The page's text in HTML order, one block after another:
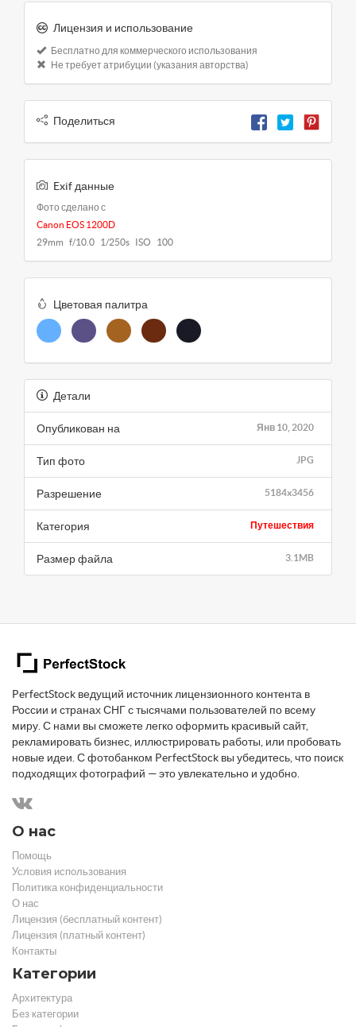
Лицензия и использование
Бесплатно для коммерческого использования
Не требует атрибуции (указания авторства)
Поделиться
Exif данные
Фото сделано с
Canon EOS 1200D
29mm f/10.0 1/250s ISO 100
Цветовая палитра
Детали
Янв 10, 2020
Опубликован на
JPG
Тип фото
5184x3456
Разрешение
Путешествия
Категория
3.1MB
Размер файла
PerfectStock ведущий источник лицензионного контента в
России и странах СНГ с тысячами пользователей по всему
миру. С нами вы сможете легко оформить красивый сайт,
рекламировать бизнес, иллюстрировать работы, или пробовать
новые идеи. С фотобанком PerfectStock вы убедитесь, что поиск
подходящих фотографий — это увлекательно и удобно.
О нас
Помощь
Условия использования
Политика конфиденциальности
О нас
Лицензия (бесплатный контент)
Лицензия (платный контент)
Контакты
Категории
Архитектура
Без категории